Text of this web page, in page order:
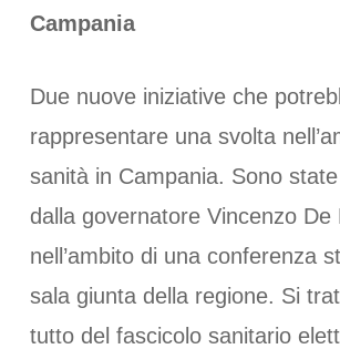
Campania
Due nuove iniziative che
rappresentare una svolta
sanità in Campania. Sono
dalla governatore Vincenzo De
nell’ambito di una conferenza
sala giunta della regione. Si
tutto del fascicolo sanitario